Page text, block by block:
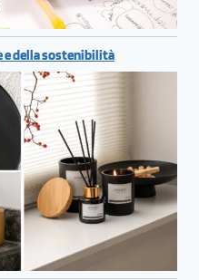
e della sostenibilità